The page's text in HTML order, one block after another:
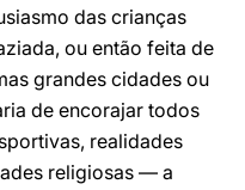
das crianças
ou então feita de
grandes cidades ou
de encorajar todos
realidades
religiosas — a